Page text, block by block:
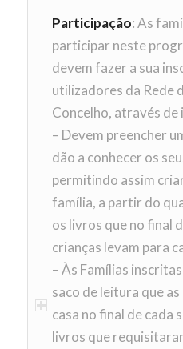
Participação: As
participar neste
devem fazer a sua
utilizadores da Rede
Concelho, através
– Devem preencher
dão a conhecer os
permitindo assim
família, a partir do
os livros que no final
crianças levam para
– Às Famílias
saco de leitura que
casa no final de cada
livros que